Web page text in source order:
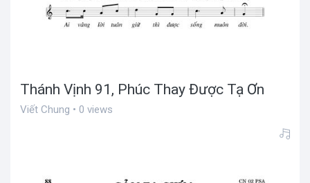
Thánh Vịnh 91, Phúc Thay Được Tạ Ơn
Viết Chung • 0 views